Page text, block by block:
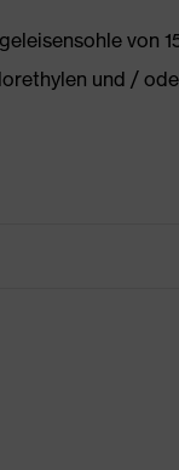
von
und /